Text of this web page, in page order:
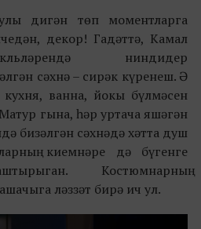
дигән төп моментларга
декор! Гадәттә, Камал
ниндидер
сәхнә – сирәк күренеш. Ә
ванна, йокы бүлмәсен
гына, һәр уртача яшәгән
бизәлгән сәхнәдә хәтта душ
киемнәре дә бүгенге
Костюмнарның
ләззәт бирә ич ул.